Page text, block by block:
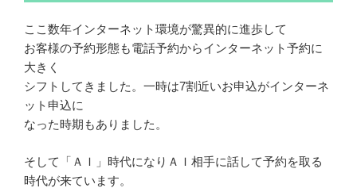
ここ数年インターネット環境が驚異的に進歩して
お客様の予約形態も電話予約からインターネット予約に
大きく
シフトしてきました。一時は7割近いお申込がインターネ
ット申込に
なった時期もありました。
そして「ＡＩ」時代になりＡＩ相手に話して予約を取る
時代が来ています。